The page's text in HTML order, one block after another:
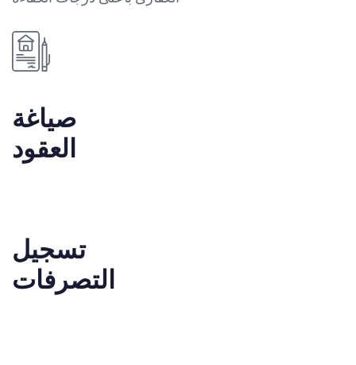
صياغة
العقود
تسجيل
التصرفات